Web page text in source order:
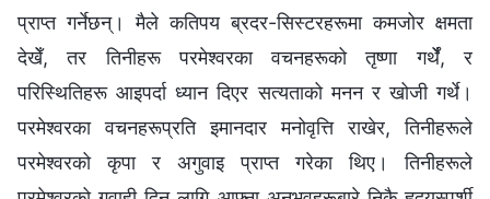
प्राप्त गर्नेछन्। मैले कतिपय ब्रदर-सिस्टरहरूमा कमजोर क्षमता
देखेँ, तर तिनीहरू परमेश्‍वरका वचनहरूको तृष्णा गर्थेँ, र
परिस्थितिहरू आइपर्दा ध्यान दिएर सत्यताको मनन र खोजी गर्थे।
परमेश्‍वरका वचनहरूप्रति इमानदार मनोवृत्ति राखेर, तिनीहरूले
परमेश्‍वरको कृपा र अगुवाइ प्राप्त गरेका थिए। तिनीहरूले